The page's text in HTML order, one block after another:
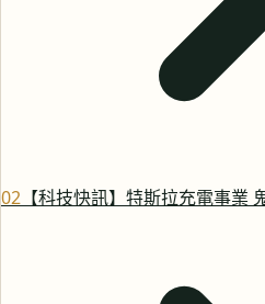
02 【科技快訊】特斯拉充電事業